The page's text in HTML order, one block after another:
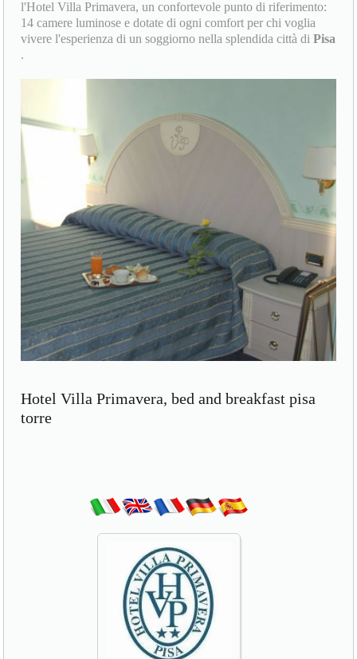
l'Hotel Villa Primavera, un confortevole punto di riferimento:
14 camere luminose e dotate di ogni comfort per chi voglia
vivere l'esperienza di un soggiorno nella splendida città diPisa
.
Hotel Villa Primavera, bed and breakfast pisa
torre